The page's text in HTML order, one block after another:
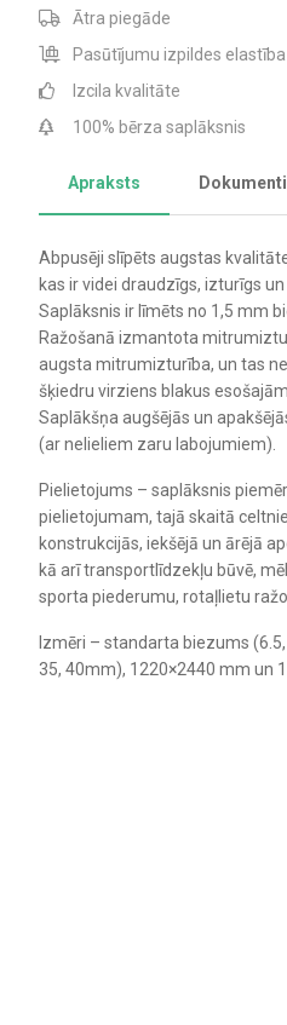
Ātra piegāde
Pasūtījumu izpildes elastība
Izcila kvalitāte
100% bērza saplāksnis
Apraksts Dokumenti
Abpusēji slīpēts augstas
kas ir videi draudzīgs, izturīgs
Saplāksnis ir līmēts no 1,5 mm
Ražošanā izmantota
augsta mitrumizturība, un tas
šķiedru virziens blakus
Saplākšņa augšējās un
(ar nelieliem zaru labojumiem).
Pielietojums – saplāksnis
pielietojumam, tajā skaitā
konstrukcijās, iekšējā un ārējā
kā arī transportlīdzekļu būvē,
sporta piederumu, rotaļlietu
Izmēri – standarta biezums (6.5,
35, 40mm), 1220×2440 mm un